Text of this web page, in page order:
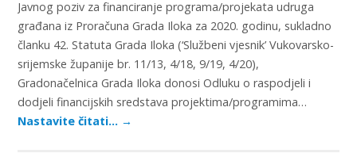
Javnog poziv za financiranje programa/projekata udruga
građana iz Proračuna Grada Iloka za 2020. godinu, sukladno
članku 42. Statuta Grada Iloka (‘Službeni vjesnik’ Vukovarsko-
srijemske županije br. 11/13, 4/18, 9/19, 4/20),
Gradonačelnica Grada Iloka donosi Odluku o raspodjeli i
dodjeli financijskih sredstava projektima/programima…
Nastavite čitati… →